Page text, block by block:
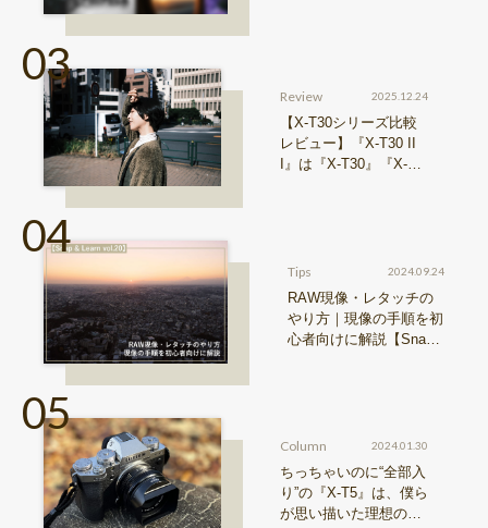
Review 2025.12.24
【X-T30シリーズ比較
レビュー】『X-T30 II
I』は『X-T30』『X-T3
Tips 2024.09.24
RAW現像・レタッチの
やり方｜現像の手順を初
心者向けに解説【Snap
Column 2024.01.30
ちっちゃいのに“全部入
り”の『X-T5』は、僕ら
が思い描いた理想の写